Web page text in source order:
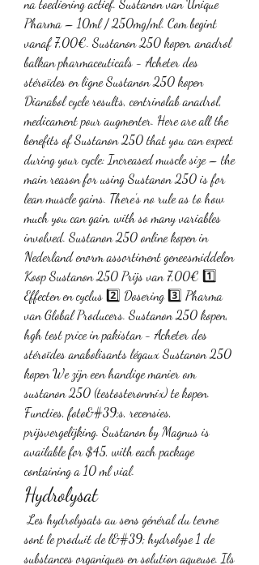
na toediening actief. Sustanon van Unique
Pharma – 10ml / 250mg/ml. Com begint
vanaf 7,00€. Sustanon 250 kopen, anadrol
balkan pharmaceuticals - Acheter des
stéroïdes en ligne Sustanon 250 kopen
Dianabol cycle results, centrinolab anadrol,
medicament pour augmenter. Here are all the
benefits of Sustanon 250 that you can expect
during your cycle: Increased muscle size – the
main reason for using Sustanon 250 is for
lean muscle gains. There’s no rule as to how
much you can gain, with so many variables
involved. Sustanon 250 online kopen in
Nederland enorm assortiment geneesmiddelen
Koop Sustanon 250 Prijs van 7,00€ 1️⃣
Effecten en cyclus 2️⃣ Dosering 3️⃣ Pharma
van Global Producers. Sustanon 250 kopen,
hgh test price in pakistan - Acheter des
stéroïdes anabolisants légaux Sustanon 250
kopen We zijn een handige manier om
sustanon 250 (testosteronmix) te kopen.
Functies, foto&#39;s, recensies,
prijsvergelijking. Sustanon by Magnus is
available for $45, with each package
containing a 10 ml vial.
Hydrolysat
Les hydrolysats au sens général du terme
sont le produit de l&#39; hydrolyse 1 de
substances organiques en solution aqueuse. Ils